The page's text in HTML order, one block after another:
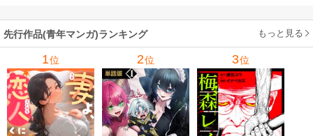
先行作品(青年マンガ)ランキング もっと見る
1位 2位 3位